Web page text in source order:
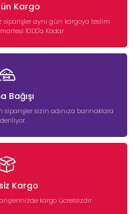
Kargo
siparişler aynı gün kargoya teslim
10:00'a Kadar
Bağışı
siparişler sizin adınıza barınaklara
Kargo
kargo ücretsizdir.